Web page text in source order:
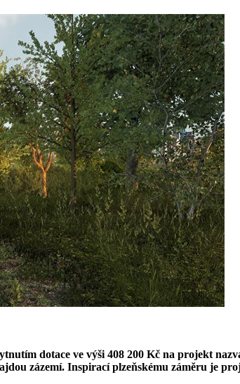
dotace ve výši 408 200 Kč na projekt
zázemí. Inspirací plzeňskému záměru je